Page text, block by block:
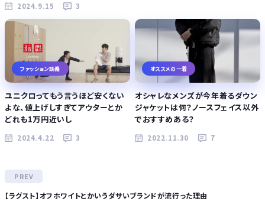
2024.9.15 3
ファッション談義
ユニクロってもう言うほど安くない
よな、値上げしすぎてアウターとか
どれも1万円近いし
2024.4.22 3
オススメの一着
オシャレなメンズが今年着るダウン
ジャケットは何？ノースフェイス以外
でおすすめある？
2022.11.30 7
【ラグスト】オフホワイトとかいうダサいブランドが流行った理由